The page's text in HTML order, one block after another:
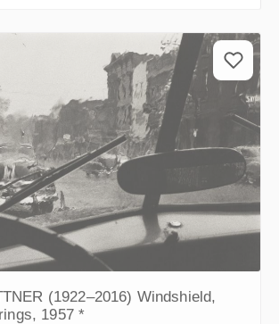
(1922–2016) Windshield,
1957 *